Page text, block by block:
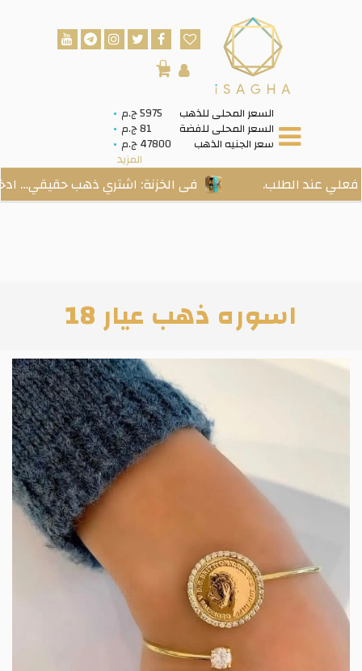
السعر المحلى للذهب 5975 ج.م
السعر المحلى للفضة 81 ج.م
سعر الجنيه الذهب 47800 ج.م
المزيد
0
فى الخزنة: اشتري ذهب حقيقي… ادخره الطلب.
اسوره ذهب عيار 18